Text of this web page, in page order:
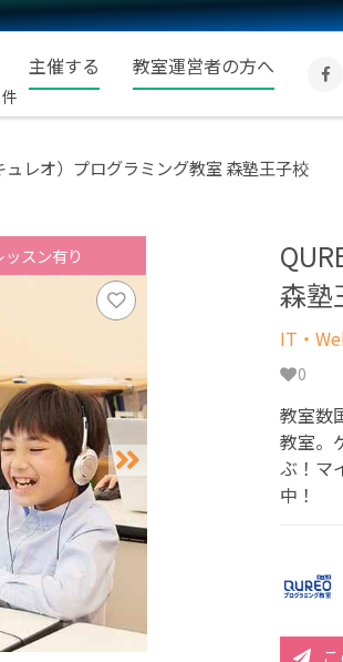
件
主催する 教室運営者の方へ
ュレオ）プログラミング教室 森塾王子校
スン有り
森塾
IT・
0
教室数
教室。
ぶ！マ
中！